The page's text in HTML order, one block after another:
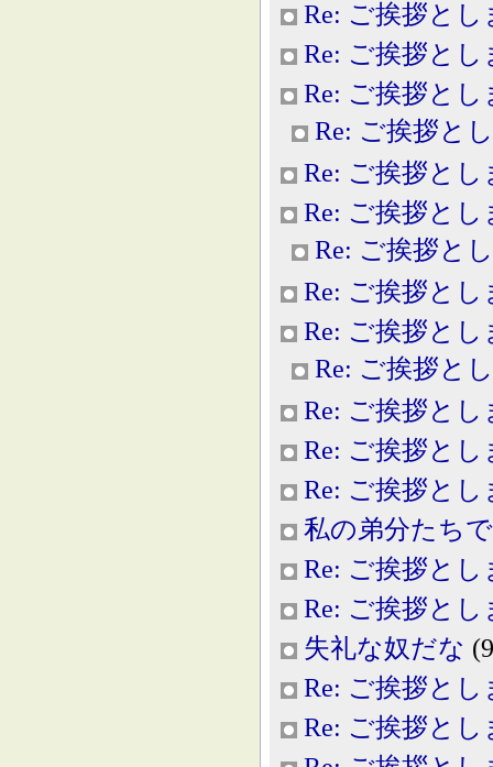
Re: ご挨拶とし
Re: ご挨拶とし
Re: ご挨拶とし
Re: ご挨拶と
Re: ご挨拶とし
Re: ご挨拶とし
Re: ご挨拶と
Re: ご挨拶とし
Re: ご挨拶とし
Re: ご挨拶と
Re: ご挨拶とし
Re: ご挨拶とし
Re: ご挨拶とし
私の弟分たち
Re: ご挨拶とし
Re: ご挨拶とし
失礼な奴だな
Re: ご挨拶とし
Re: ご挨拶とし